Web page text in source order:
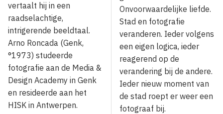
vertaalt hij in een
raadselachtige,
intrigerende beeldtaal.
Arno Roncada (Genk,
°1973) studeerde
fotografie aan de Media &
Design Academy in Genk
en resideerde aan het
HISK in Antwerpen.
Onvoorwaardelijke liefde.
Stad en fotografie
veranderen. Ieder volgens
een eigen logica, ieder
reagerend op de
verandering bij de andere.
Ieder nieuw moment van
de stad roept er weer een
fotograaf bij.